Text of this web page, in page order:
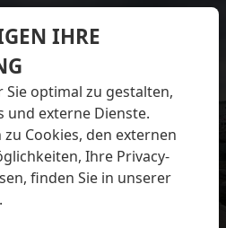
IHRE
optimal zu gestalten,
und externe Dienste.
Cookies, den externen
Ihre Privacy-
finden Sie in unserer
.
& Elsa
Lale & Lili
Jungtiers